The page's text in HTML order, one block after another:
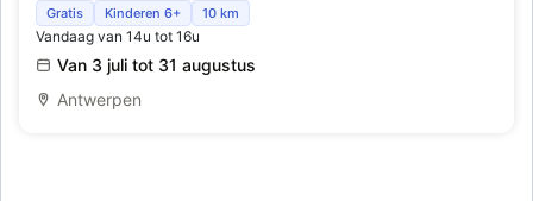
Schat van vlieg zoektocht, heerlijk speurneuzen in de
kerk - zoveel te beleven
Gratis Kinderen 6+ 10 km
Vandaag van 14u tot 16u
Van 3 juli tot 31 augustus
Antwerpen